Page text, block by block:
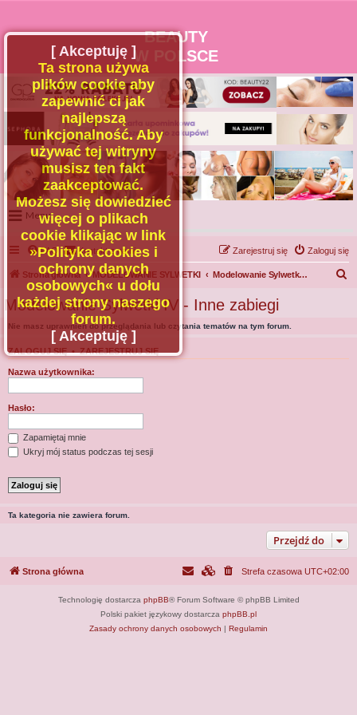
BEAUTY
W POLSCE
Menu
Portal
Facebook
Regulamin
Zapytaj administratora
Kontakt
FAQ Kontakt z nami Zaloguj się
Zarejestruj się
Strona główna MODELOWANIE SYLWETKI Modelowanie Sylwetki IV - Inne zabiegi
Modelowanie Sylwetki IV - Inne zabiegi
Nie masz uprawnień do przeglądania lub czytania tematów na tym forum.
ZALOGUJ SIĘ•ZAREJESTRUJ SIĘ
Nazwa użytkownika:
Hasło:
Zapamiętaj mnie
Ukryj mój status podczas tej sesji
Ta kategoria nie zawiera forum.
Przejdź do
[ Akceptuję ]
Ta strona używa
plików cookie aby
zapewnić ci jak
najlepszą
funkcjonalność. Aby
używać tej witryny
musisz ten fakt
zaakceptować.
Możesz się dowiedzieć
więcej o plikach
cookie klikając w link
»Polityka cookies i
ochrony danych
osobowych« u dołu
każdej strony naszego
forum.
[ Akceptuję ]
Strona główna Strefa czasowa UTC+02:00
Technologię dostarcza phpBB® Forum Software © phpBB Limited
Polski pakiet językowy dostarcza phpBB.pl
Zasady ochrony danych osobowych | Regulamin